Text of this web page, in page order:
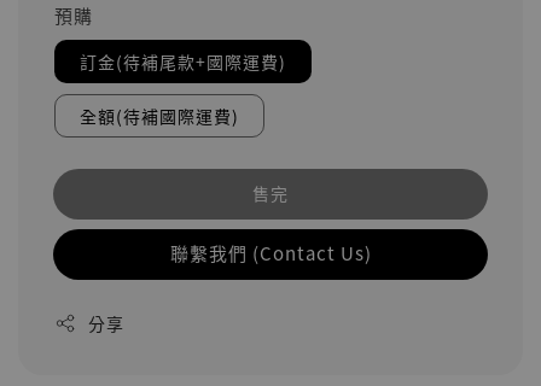
預購
訂金(待補尾款+國際運費)
全額(待補國際運費)
售完
聯繫我們 (Contact Us)
分享